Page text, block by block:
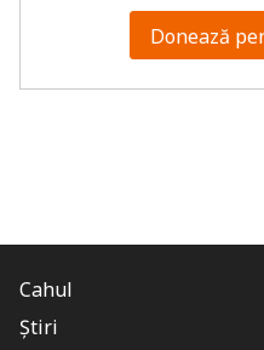
Donează
Cahul
Știri